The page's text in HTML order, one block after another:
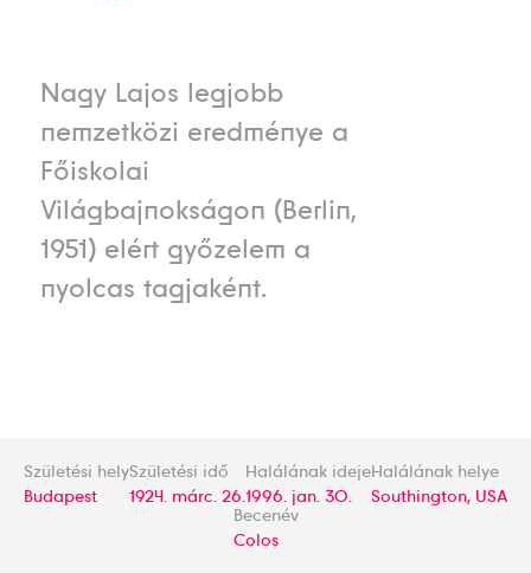
Nagy Lajos legjobb
nemzetközi eredménye a
Főiskolai
Világbajnokságon (Berlin,
1951) elért győzelem a
nyolcas tagjaként.
Születési hely
Budapest
Születési idő
1924. márc. 26.
Halálának ideje
1996. jan. 30.
Halálának helye
Southington, USA
Becenév
Colos